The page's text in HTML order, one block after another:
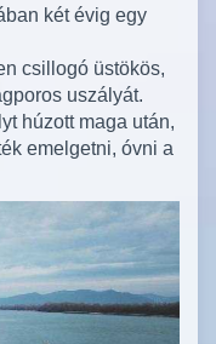
két évig egy
csillogó üstökös,
uszályát.
húzott maga után,
emelgetni, óvni a